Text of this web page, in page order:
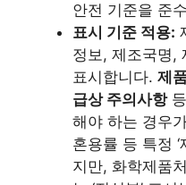
안전 기준을 준
표시 기준 적용:
정보, 제조국명,
표시합니다. 제
급상 주의사항등
해야 하는 경우
혼용률 등 특정
지만, 화학제품